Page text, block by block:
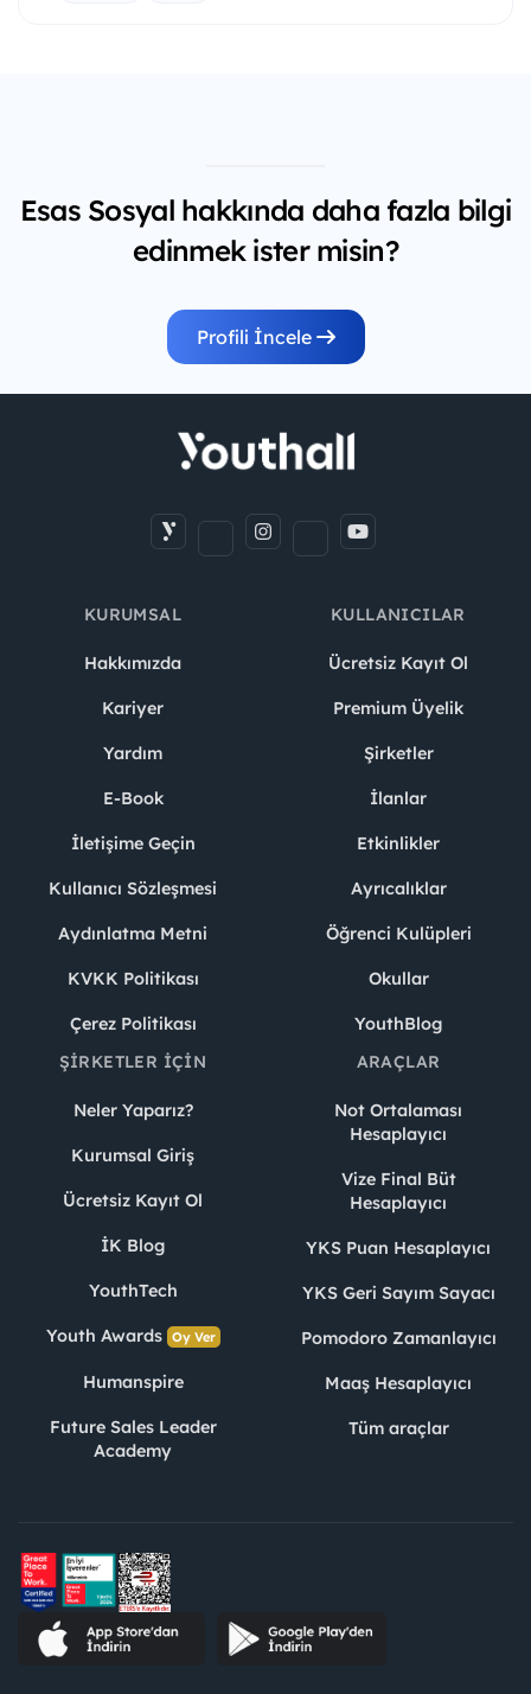
Esas Sosyal hakkında daha fazla bilgi
edinmek ister misin?
Profili İncele
KURUMSAL
Hakkımızda
Kariyer
Yardım
E-Book
İletişime Geçin
Kullanıcı Sözleşmesi
Aydınlatma Metni
KVKK Politikası
Çerez Politikası
KULLANICILAR
Ücretsiz Kayıt Ol
Premium Üyelik
Şirketler
İlanlar
Etkinlikler
Ayrıcalıklar
Öğrenci Kulüpleri
Okullar
YouthBlog
ŞIRKETLER İÇIN
Neler Yaparız?
Kurumsal Giriş
Ücretsiz Kayıt Ol
İK Blog
YouthTech
Youth Awards Oy Ver
Humanspire
Future Sales Leader
Academy
ARAÇLAR
Not Ortalaması
Hesaplayıcı
Vize Final Büt
Hesaplayıcı
YKS Puan Hesaplayıcı
YKS Geri Sayım Sayacı
Pomodoro Zamanlayıcı
Maaş Hesaplayıcı
Tüm araçlar